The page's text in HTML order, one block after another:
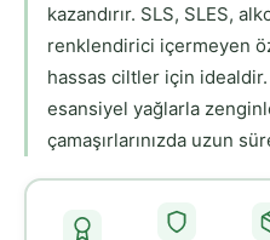
kazandırır. SLS, SLES,
renklendirici içermeyen
hassas ciltler için
esansiyel yağlarla
çamaşırlarınızda uzun